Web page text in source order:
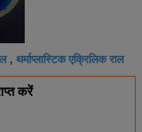
, थर्माप्लास्टिक एक्रिलिक राल
करें